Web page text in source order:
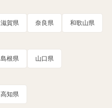
滋賀県 奈良県 和歌山県
島根県 山口県
高知県